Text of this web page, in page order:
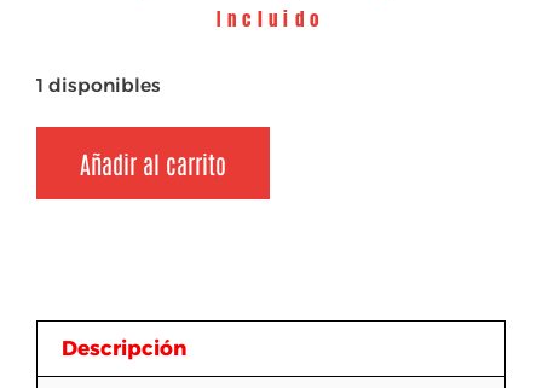
Incluido
1 disponibles
Añadir al carrito
Descripción